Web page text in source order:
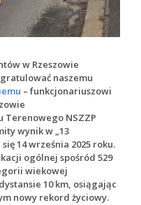
w Rzeszowie
naszemu
– funkcjonariuszowi
NSZZP
wynik w „13
14 września 2025 roku.
ogólnej spośród 529
wiekowej
10 km, osiągając
nowy rekord życiowy.